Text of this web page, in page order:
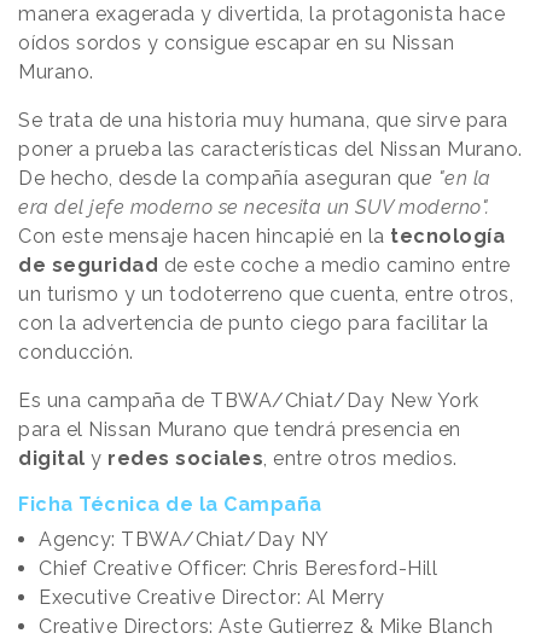
manera exagerada y divertida, la protagonista hace
oídos sordos y consigue escapar en su Nissan
Murano.
Se trata de una historia muy humana, que sirve para
poner a prueba las características del Nissan Murano.
De hecho, desde la compañía aseguran que "en la
era del jefe moderno se necesita un SUV moderno".
Con este mensaje hacen hincapié en la tecnología
de seguridad de este coche a medio camino entre
un turismo y un todoterreno que cuenta, entre otros,
con la advertencia de punto ciego para facilitar la
conducción.
Es una campaña de TBWA/Chiat/Day New York
para el Nissan Murano que tendrá presencia en
digital y redes sociales, entre otros medios.
Ficha Técnica de la Campaña
Agency: TBWA/Chiat/Day NY
Chief Creative Officer: Chris Beresford-Hill
Executive Creative Director: Al Merry
Creative Directors: Aste Gutierrez & Mike Blanch